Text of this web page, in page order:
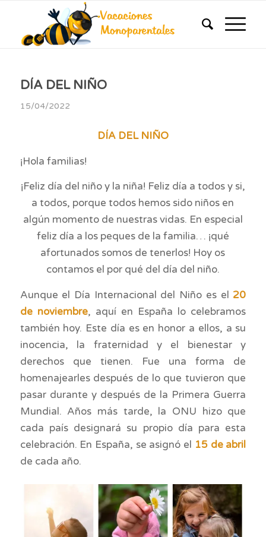
DÍA DEL NIÑO
15/04/2022
DÍA DEL NIÑO
¡Hola familias!
¡Feliz día del niño y la niña! Feliz día a todos y si,
a todos, porque todos hemos sido niños en
algún momento de nuestras vidas. En especial
feliz día a los peques de la familia… ¡qué
afortunados somos de tenerlos! Hoy os
contamos el por qué del día del niño.
Aunque el Día Internacional del Niño es el 20
de noviembre, aquí en España lo celebramos
también hoy. Este día es en honor a ellos, a su
inocencia, la fraternidad y el bienestar y
derechos que tienen. Fue una forma de
homenajearles después de lo que tuvieron que
pasar durante y después de la Primera Guerra
Mundial. Años más tarde, la ONU hizo que
cada país designará su propio día para esta
celebración. En España, se asignó el 15 de abril
de cada año.